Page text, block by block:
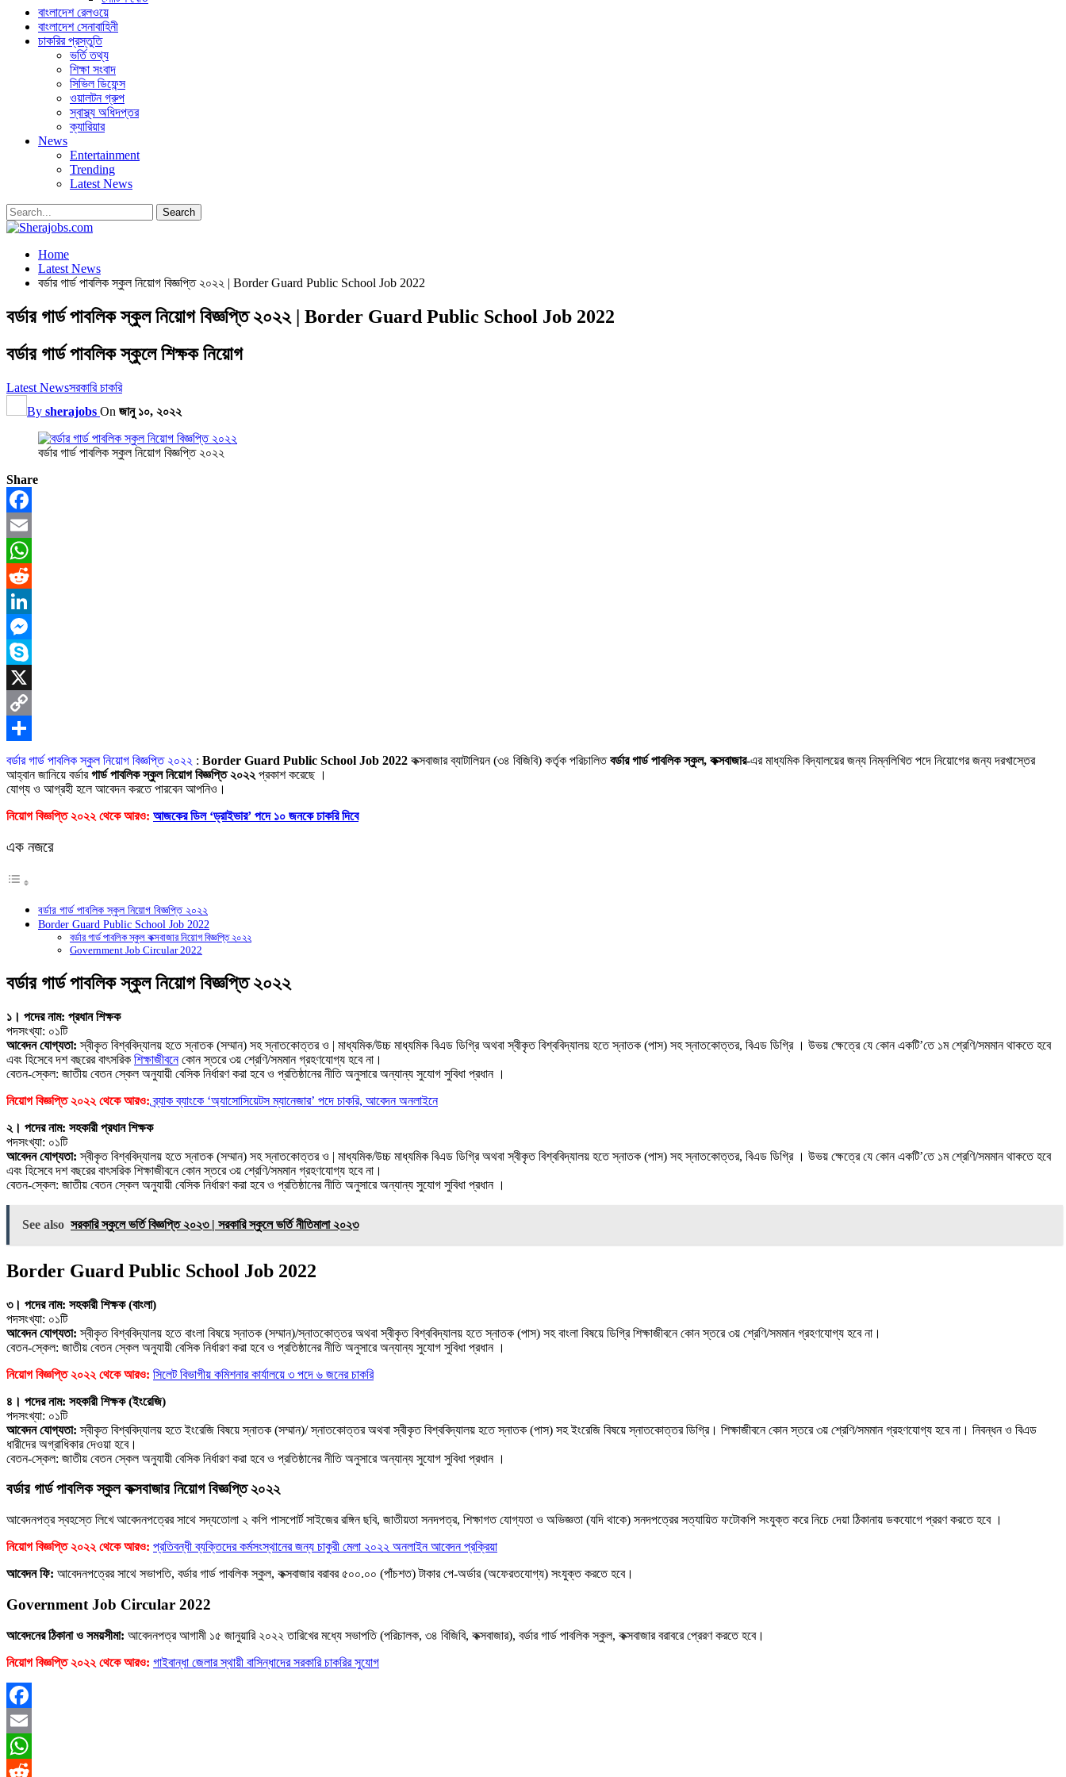
বাংলাদেশ রেলওয়ে
বাংলাদেশ সেনাবাহিনী
চাকরির প্রস্তুতি
ভর্তি তথ্য
শিক্ষা সংবাদ
সিভিল ডিফেন্স
ওয়ালটন গ্রুপ
স্বাস্থ্য অধিদপ্তর
ক্যারিয়ার
News
Entertainment
Trending
Latest News
Home
Latest News
বর্ডার গার্ড পাবলিক স্কুল নিয়োগ বিজ্ঞপ্তি ২০২২ | Border Guard Public School Job 2022
বর্ডার গার্ড পাবলিক স্কুল নিয়োগ বিজ্ঞপ্তি ২০২২ | Border Guard Public School Job 2022
বর্ডার গার্ড পাবলিক স্কুলে শিক্ষক নিয়োগ
Latest Newsসরকারি চাকরি
By sherajobs On জানু ১০, ২০২২
বর্ডার গার্ড পাবলিক স্কুল নিয়োগ বিজ্ঞপ্তি ২০২২
Share
Facebook
Email
WhatsApp
Reddit
LinkedIn
Messenger
Skype
X
Copy
Link
Share
বর্ডার গার্ড পাবলিক স্কুল নিয়োগ বিজ্ঞপ্তি ২০২২ : Border Guard Public School Job 2022 কক্সবাজার ব্যাটালিয়ন (৩৪ বিজিবি) কর্তৃক পরিচালিতবর্ডার গার্ড পাবলিক স্কুল, কক্সবাজার-এর মাধ্যমিক বিদ্যালয়ের জন্য নিম্নলিখিত পদে নিয়ােগের জন্য দরখাস্তের
আহ্বান জানিয়ে বর্ডারগার্ড পাবলিক স্কুল নিয়োগ বিজ্ঞপ্তি ২০২২ প্রকাশ করেছে ।
যোগ্য ও আগ্রহী হলে আবেদন করতে পারবেন আপনিও।
নিয়োগ বিজ্ঞপ্তি ২০২২ থেকে আরও: আজকের ডিল ‘ড্রাইভার’ পদে ১০ জনকে চাকরি দিবে
এক নজরে
বর্ডার গার্ড পাবলিক স্কুল নিয়োগ বিজ্ঞপ্তি ২০২২
Border Guard Public School Job 2022
বর্ডার গার্ড পাবলিক স্কুল কক্সবাজার নিয়োগ বিজ্ঞপ্তি ২০২২
Government Job Circular 2022
বর্ডার গার্ড পাবলিক স্কুল নিয়োগ বিজ্ঞপ্তি ২০২২
১। পদের নাম: প্রধান শিক্ষক
পদসংখ্যা: ০১টি
আবেদন যোগ্যতা: স্বীকৃত বিশ্ববিদ্যালয় হতে স্নাতক (সম্মান) সহ স্নাতকোত্তর ও | মাধ্যমিক/উচ্চ মাধ্যমিক বিএড ডিগ্রি অথবা স্বীকৃত বিশ্ববিদ্যালয় হতে স্নাতক (পাস) সহ স্নাতকোত্তর, বিএড ডিগ্রি । উভয় ক্ষেত্রে যে কোন একটি’তে ১ম শ্রেণি/সমমান থাকতে হবে
এবং হিসেবে দশ বছরের বাৎসরিক শিক্ষাজীবনেকোন স্তরে ৩য় শ্রেণি/সমমান গ্রহণযােগ্য হবে না।
বেতন-স্কেল: জাতীয় বেতন স্কেল অনুযায়ী বেসিক নির্ধারণ করা হবে ও প্রতিষ্ঠানের নীতি অনুসারে অন্যান্য সুযোগ সুবিধা প্রধান ।
নিয়োগ বিজ্ঞপ্তি ২০২২ থেকে আরও:ব্র্যাক ব্যাংকে ‘অ্যাসোসিয়েটস ম্যানেজার’ পদে চাকরি, আবেদন অনলাইনে
২। পদের নাম: সহকারী প্রধান শিক্ষক
পদসংখ্যা: ০১টি
আবেদন যোগ্যতা: স্বীকৃত বিশ্ববিদ্যালয় হতে স্নাতক (সম্মান) সহ স্নাতকোত্তর ও | মাধ্যমিক/উচ্চ মাধ্যমিক বিএড ডিগ্রি অথবা স্বীকৃত বিশ্ববিদ্যালয় হতে স্নাতক (পাস) সহ স্নাতকোত্তর, বিএড ডিগ্রি । উভয় ক্ষেত্রে যে কোন একটি’তে ১ম শ্রেণি/সমমান থাকতে হবে
এবং হিসেবে দশ বছরের বাৎসরিক শিক্ষাজীবনে কোন স্তরে ৩য় শ্রেণি/সমমান গ্রহণযােগ্য হবে না।
বেতন-স্কেল: জাতীয় বেতন স্কেল অনুযায়ী বেসিক নির্ধারণ করা হবে ও প্রতিষ্ঠানের নীতি অনুসারে অন্যান্য সুযোগ সুবিধা প্রধান ।
See also সরকারি স্কুলে ভর্তি বিজ্ঞপ্তি ২০২৩ | সরকারি স্কুলে ভর্তি নীতিমালা ২০২৩
Border Guard Public School Job 2022
৩। পদের নাম: সহকারী শিক্ষক (বাংলা)
পদসংখ্যা: ০১টি
আবেদন যোগ্যতা: স্বীকৃত বিশ্ববিদ্যালয় হতে বাংলা বিষয়ে স্নাতক (সম্মান)/স্নাতকোত্তর অথবা স্বীকৃত বিশ্ববিদ্যালয় হতে স্নাতক (পাস) সহ বাংলা বিষয়ে ডিগ্রি শিক্ষাজীবনে কোন স্তরে ৩য় শ্রেণি/সমমান গ্রহণযােগ্য হবে না।
বেতন-স্কেল: জাতীয় বেতন স্কেল অনুযায়ী বেসিক নির্ধারণ করা হবে ও প্রতিষ্ঠানের নীতি অনুসারে অন্যান্য সুযোগ সুবিধা প্রধান ।
নিয়োগ বিজ্ঞপ্তি ২০২২ থেকে আরও: সিলেট বিভাগীয় কমিশনার কার্যালয়ে ৩ পদে ৬ জনের চাকরি
৪। পদের নাম: সহকারী শিক্ষক (ইংরেজি)
পদসংখ্যা: ০১টি
আবেদন যোগ্যতা: স্বীকৃত বিশ্ববিদ্যালয় হতে ইংরেজি বিষয়ে স্নাতক (সম্মান)/ স্নাতকোত্তর অথবা স্বীকৃত বিশ্ববিদ্যালয় হতে স্নাতক (পাস) সহ ইংরেজি বিষয়ে স্নাতকোত্তর ডিগ্রি। শিক্ষাজীবনে কোন স্তরে ৩য় শ্রেণি/সমমান গ্রহণযােগ্য হবে না। নিবন্ধন ও বিএড
ধারীদের অগ্রাধিকার দেওয়া হবে।
বেতন-স্কেল: জাতীয় বেতন স্কেল অনুযায়ী বেসিক নির্ধারণ করা হবে ও প্রতিষ্ঠানের নীতি অনুসারে অন্যান্য সুযোগ সুবিধা প্রধান ।
বর্ডার গার্ড পাবলিক স্কুল কক্সবাজার নিয়োগ বিজ্ঞপ্তি ২০২২
আবেদনপত্র স্বহস্তে লিখে আবেদনপত্রের সাথে সদ্যতােলা ২ কপি পাসপাের্ট সাইজের রঙ্গিন ছবি, জাতীয়তা সনদপত্র, শিক্ষাগত যােগ্যতা ও অভিজ্ঞতা (যদি থাকে) সনদপত্রের সত্যায়িত ফটোকপি সংযুক্ত করে নিচে দেয়া ঠিকানায় ডকযোগে প্ররণ করতে হবে ।
নিয়োগ বিজ্ঞপ্তি ২০২২ থেকে আরও: প্রতিবন্ধী ব্যক্তিদের কর্মসংস্থানের জন্য চাকুরী মেলা ২০২২ অনলাইন আবেদন প্রক্রিয়া
আবেদন ফি: আবেদনপত্রের সাথে সভাপতি, বর্ডার গার্ড পাবলিক স্কুল, কক্সবাজার বরাবর ৫০০.০০ (পাঁচশত) টাকার পে-অর্ডার (অফেরতযােগ্য) সংযুক্ত করতে হবে।
Government Job Circular 2022
আবেদনের ঠিকানা ও সময়সীমা: আবেদনপত্র আগামী ১৫ জানুয়ারি ২০২২ তারিখের মধ্যে সভাপতি (পরিচালক, ৩৪ বিজিবি, কক্সবাজার), বর্ডার গার্ড পাবলিক স্কুল, কক্সবাজার বরাবরে প্রেরণ করতে হবে।
নিয়োগ বিজ্ঞপ্তি ২০২২ থেকে আরও: গাইবান্ধা জেলার স্থায়ী বাসিন্ধাদের সরকারি চাকরির সুযোগ
Facebook
Email
WhatsApp